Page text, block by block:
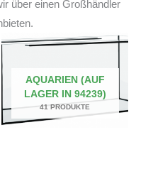
über einen Großhändler
AQUARIEN (AUF
LAGER IN 94239)
41 PRODUKTE